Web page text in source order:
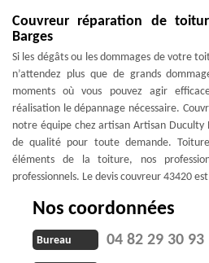
Couvreur réparation de
Barges
Si les dégâts ou les dommages de votre
n’attendez plus que de grands
moments où vous pouvez agir
réalisation le dépannage nécessaire.
notre équipe chez artisan Artisan Duculty
de qualité pour toute demande.
éléments de la toiture, nos
professionnels. Le devis couvreur 43420
Nos coordonnées
Bureau 04 82 29 30 93